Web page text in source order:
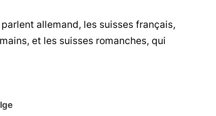
allemand, les suisses français,
et les suisses romanches, qui